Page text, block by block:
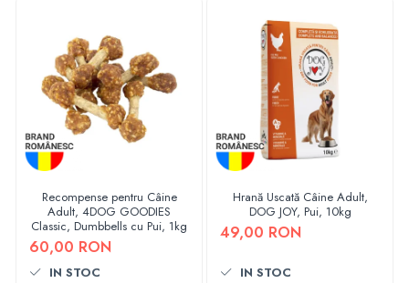
Recompense pentru Câine
Adult, 4DOG GOODIES
Classic, Dumbbells cu Pui, 1kg
60,00 RON
IN STOC
Hrană Uscată Câine Adult,
DOG JOY, Pui, 10kg
49,00 RON
IN STOC